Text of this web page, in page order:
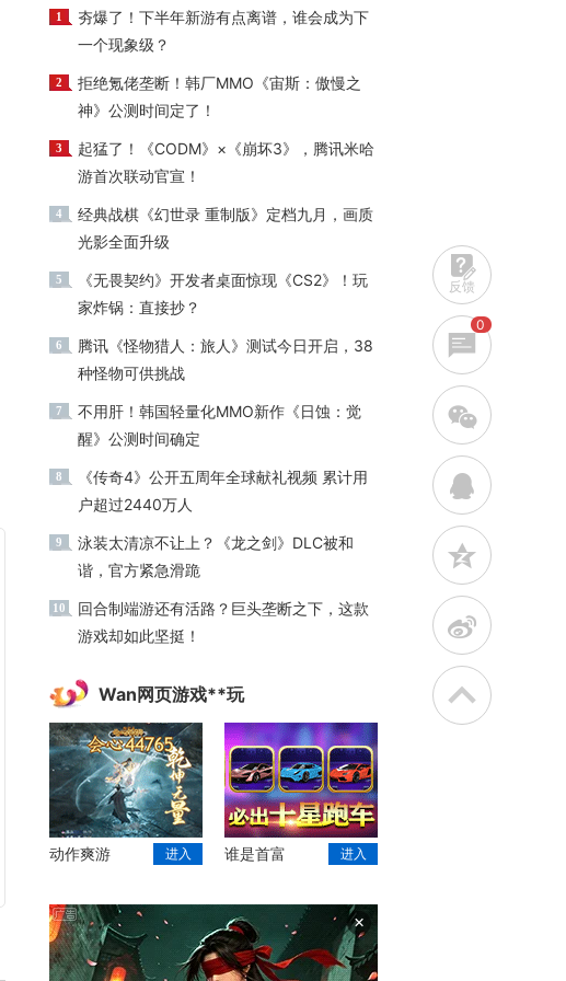
1
夯爆了！下半年新游有点离谱，谁会成为下
一个现象级？
2
拒绝氪佬垄断！韩厂MMO《宙斯：傲慢之
神》公测时间定了！
3
起猛了！《CODM》×《崩坏3》，腾讯米哈
游首次联动官宣！
4
经典战棋《幻世录 重制版》定档九月，画质
光影全面升级
5
《无畏契约》开发者桌面惊现《CS2》！玩
家炸锅：直接抄？
6
腾讯《怪物猎人：旅人》测试今日开启，38
种怪物可供挑战
7
不用肝！韩国轻量化MMO新作《日蚀：觉
醒》公测时间确定
8
《传奇4》公开五周年全球献礼视频 累计用
户超过2440万人
9
泳装太清凉不让上？《龙之剑》DLC被和
谐，官方紧急滑跪
10
回合制端游还有活路？巨头垄断之下，这款
游戏却如此坚挺！
Wan网页游戏**玩
动作爽游 进入 谁是首富 进入
×
反馈
0
w
q
z
t